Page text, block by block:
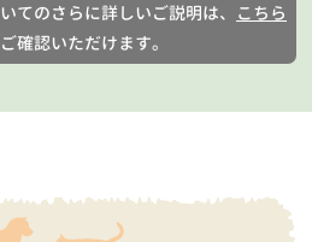
てのさらに詳しいご説明は、 こちら
確認いただけます。